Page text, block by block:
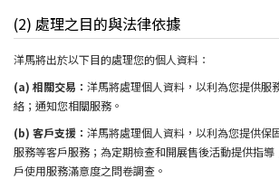
(2) 處理之目的與法律依據
洋馬將出於以下目的處理您的個人資料：
(a) 相關交易： 洋馬將處理個人資料，以利為您提供服
絡；通知您相關服務。
(b) 客戶支援： 洋馬將處理個人資料，以利為您提供保
服務等客戶服務；為定期檢查和開展售後活動提供指導
戶使用服務滿意度之問卷調查。